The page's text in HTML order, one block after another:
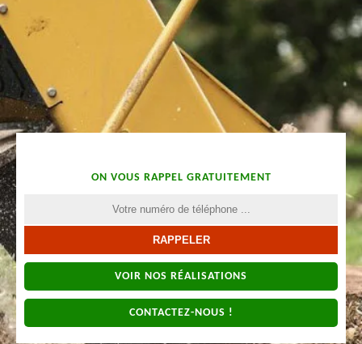
ON VOUS RAPPEL GRATUITEMENT
VOIR NOS RÉALISATIONS
CONTACTEZ-NOUS !